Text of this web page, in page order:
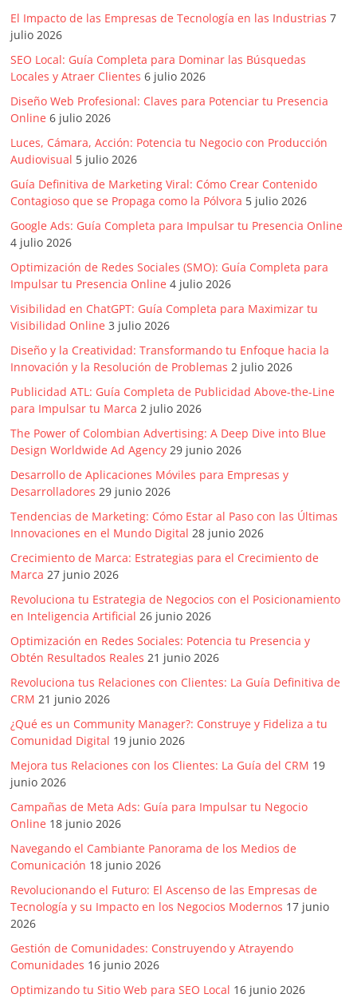
Empresas,
Negocios,
Tendencias,
Trendings,
Dinero,
Economía,
Diseño
Web,
Móviles,
Estrategias
Digitales,
Estrategias
Alianzas,
Clientes,
Innovación,
Tecnología,
Noticias,
Artículos,
Gente,
Contenidos
de
Calidad,
Eventos
de
Mercadotecnia,
Eventos
Publicitarios,
Colecciónes,
Marcas,
Insigns,
TV,
Radio,
Creatividad,
SEO,
SEM,
Free
RRPP,
Spots,
Comerciales,
Periodismo,
Revistas,
Magazines
,
ATL,
BTL,
Periódicos
y
Producción
El Impacto de las Empresas de Tecnología en las Industrias 7
julio 2026
SEO Local: Guía Completa para Dominar las Búsquedas
Locales y Atraer Clientes 6 julio 2026
Diseño Web Profesional: Claves para Potenciar tu Presencia
Online 6 julio 2026
Luces, Cámara, Acción: Potencia tu Negocio con Producción
Audiovisual 5 julio 2026
Guía Definitiva de Marketing Viral: Cómo Crear Contenido
Contagioso que se Propaga como la Pólvora 5 julio 2026
Google Ads: Guía Completa para Impulsar tu Presencia Online
4 julio 2026
Optimización de Redes Sociales (SMO): Guía Completa para
Impulsar tu Presencia Online 4 julio 2026
Visibilidad en ChatGPT: Guía Completa para Maximizar tu
Visibilidad Online 3 julio 2026
Diseño y la Creatividad: Transformando tu Enfoque hacia la
Innovación y la Resolución de Problemas 2 julio 2026
Publicidad ATL: Guía Completa de Publicidad Above-the-Line
para Impulsar tu Marca 2 julio 2026
The Power of Colombian Advertising: A Deep Dive into Blue
Design Worldwide Ad Agency 29 junio 2026
Desarrollo de Aplicaciones Móviles para Empresas y
Desarrolladores 29 junio 2026
Tendencias de Marketing: Cómo Estar al Paso con las Últimas
Innovaciones en el Mundo Digital 28 junio 2026
Crecimiento de Marca: Estrategias para el Crecimiento de
Marca 27 junio 2026
Revoluciona tu Estrategia de Negocios con el Posicionamiento
en Inteligencia Artificial 26 junio 2026
Optimización en Redes Sociales: Potencia tu Presencia y
Obtén Resultados Reales 21 junio 2026
Revoluciona tus Relaciones con Clientes: La Guía Definitiva de
CRM 21 junio 2026
¿Qué es un Community Manager?: Construye y Fideliza a tu
Comunidad Digital 19 junio 2026
Mejora tus Relaciones con los Clientes: La Guía del CRM 19
junio 2026
Campañas de Meta Ads: Guía para Impulsar tu Negocio
Online 18 junio 2026
Navegando el Cambiante Panorama de los Medios de
Comunicación 18 junio 2026
Revolucionando el Futuro: El Ascenso de las Empresas de
Tecnología y su Impacto en los Negocios Modernos 17 junio
2026
Gestión de Comunidades: Construyendo y Atrayendo
Comunidades 16 junio 2026
Optimizando tu Sitio Web para SEO Local 16 junio 2026